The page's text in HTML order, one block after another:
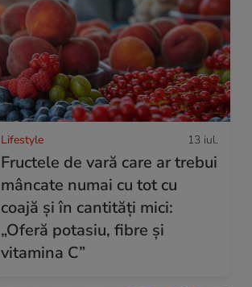
Lifestyle 13 iul.
Fructele de vară care ar trebui
mâncate numai cu tot cu
coajă și în cantități mici:
„Oferă potasiu, fibre și
vitamina C”